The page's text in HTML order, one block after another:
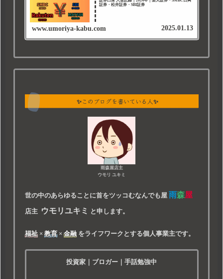
証券・松井証券・SBI証券
www.umoriya-kabu.com 2025.01.13
✨このブログを書いている人✨
雨森屋店主
ウモリ ユキミ
世の中のあらゆることに首をツッコむなんでも屋 雨森屋
店主 ウモリユキミ と申します。
福祉× 教育× 金融をライフワークとする個人事業主です。
投資家｜ブロガー｜手話勉強中